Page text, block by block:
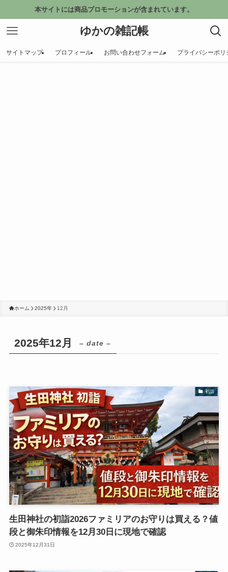
本サイトには商品プロモーションが含まれています。
ゆかの雑記帳
サイトマップ プロフィール お問い合わせフォーム プライバシーポリ
ホーム 2025年 12月
2025年12月 – date –
初詣
生田神社の初詣2026ファミリアのお守りは買える？値
段と御朱印情報を12月30日に現地で確認
2025年12月31日